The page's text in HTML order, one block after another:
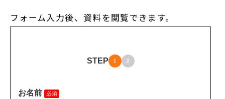
フォーム入力後、資料を閲覧できます。